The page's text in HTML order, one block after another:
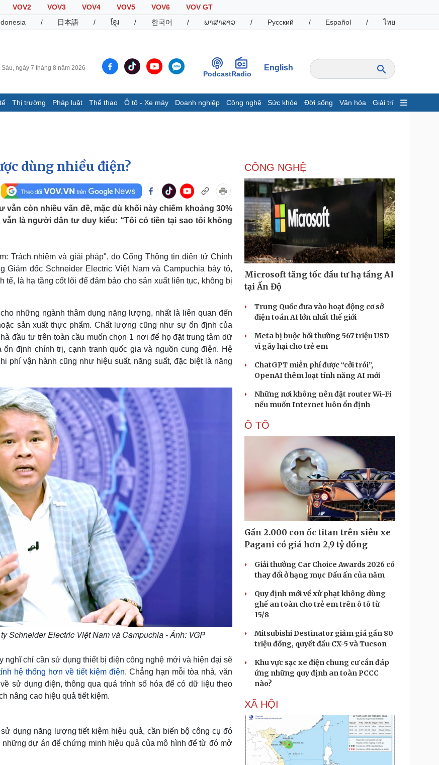
VOV2 VOV3 VOV4 VOV5 VOV6
VOV GT
/ 日本語 / ខ្មែរ / 한국어 / ພາສາລາວ / Русский / Español / ไทย
ngày 7 tháng 8 năm 2026
PodcastRadio
English
Thị trường Pháp luật Thể thao Ô tô - Xe máy Doanh nghiệp Công nghệ Sức khỏe Đời sống Văn hóa Giải trí
Infographic
Giá cà phê
Thể thao
Bóng đá
eSports
Hậu trường
Ô tô - Xe máy
Ô tô
Doanh nghiệp
Thông tin doanh nghiệp
Doanh nghiệp 24h
Doanh nhân
Vì cộng đồng
Công nghệ
Sành điệu
Trải nghiệm
Chuyển đổi số
Văn hóa
Âm nhạc
Di sản
Giải trí
Sao Việt
Du lịch
check-in
Podcast
Đọc truyện đêm khuya
Cửa sổ tình yêu
Hạt giống tâm hồn
dùng nhiều điện?
vẫn còn nhiều vấn đề, mặc dù khối này chiếm khoảng 30%
là người dân tư duy kiểu: “Tôi có tiền tại sao tôi không
Trách nhiệm và giải pháp", do Cổng Thông tin điện tử Chính
đốc Schneider Electric Việt Nam và Campuchia bày tỏ,
là hạ tầng cốt lõi để đảm bảo cho sản xuất liên tục, không bị
những ngành thâm dụng năng lượng, nhất là liên quan đến
sản xuất thực phẩm. Chất lượng cũng như sự ổn định của
đầu tư trên toàn cầu muốn chọn 1 nơi để họ đặt trung tâm dữ
định chính trị, cạnh tranh quốc gia và nguồn cung điện. Hệ
phí vận hành cũng như hiệu suất, năng suất, đặc biệt là năng
Schneider Electric Việt Nam và Campuchia - Ảnh: VGP
chỉ cần sử dụng thiết bị điện công nghệ mới và hiện đại sẽ
hệ thống hơn về tiết kiệm điện. Chẳng hạn mỗi tòa nhà, văn
sử dụng điện, thông qua quá trình số hóa để có dữ liệu theo
nâng cao hiệu quả tiết kiệm.
dụng năng lượng tiết kiệm hiệu quả, cần biến bộ công cụ đó
dự án để chứng minh hiệu quả của mô hình để từ đó mở
CÔNG NGHỆ
Microsoft tăng tốc đầu tư hạ tầng AI
tại Ấn Độ
Trung Quốc đưa vào hoạt động cơ sở
điện toán AI lớn nhất thế giới
Meta bị buộc bồi thường 567 triệu USD
vì gây hại cho trẻ em
ChatGPT miễn phí được “cởi trói”,
OpenAI thêm loạt tính năng AI mới
Những nơi không nên đặt router Wi-Fi
nếu muốn Internet luôn ổn định
Ô TÔ
Gần 2.000 con ốc titan trên siêu xe
Pagani có giá hơn 2,9 tỷ đồng
Giải thưởng Car Choice Awards 2026 có
thay đổi ở hạng mục Dấu ấn của năm
Quy định mới về xử phạt không dùng
ghế an toàn cho trẻ em trên ô tô từ
15/8
Mitsubishi Destinator giảm giá gần 80
triệu đồng, quyết đấu CX-5 và Tucson
Khu vực sạc xe điện chung cư cần đáp
ứng những quy định an toàn PCCC
nào?
XÃ HỘI